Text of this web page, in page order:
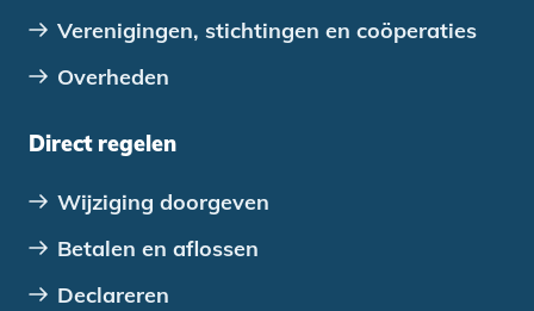
Verenigingen, stichtingen en coöperaties
Overheden
Direct regelen
Wijziging doorgeven
Betalen en aflossen
Declareren